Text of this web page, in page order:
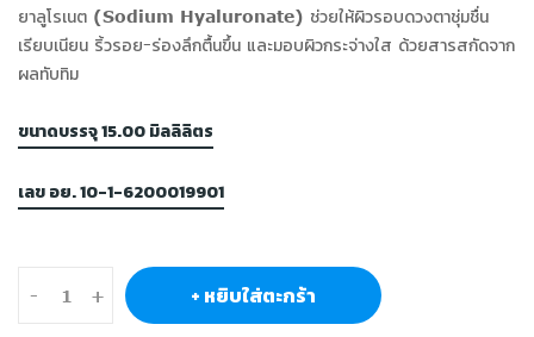
ยาลูโรเนต (Sodium Hyaluronate) ช่วยให้ผิวรอบดวงตาชุ่มชื่น
เรียบเนียน ริ้วรอย-ร่องลึกตื้นขึ้น และมอบผิวกระจ่างใส ด้วยสารสกัดจาก
ผลทับทิม
ขนาดบรรจุ 15.00 มิลลิลิตร
เลข อย. 10-1-6200019901
- + + หยิบใส่ตะกร้า